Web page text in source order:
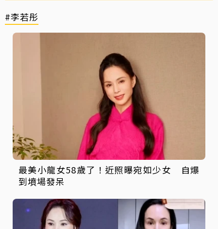
#李若彤
最美小龍女58歲了！近照曝宛如少女 自爆
到墳場發呆